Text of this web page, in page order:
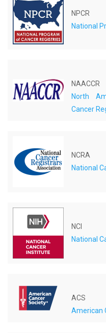
NPCR
National
NAACCR
North
Cancer
NCRA
National
NCI
National
ACS
American